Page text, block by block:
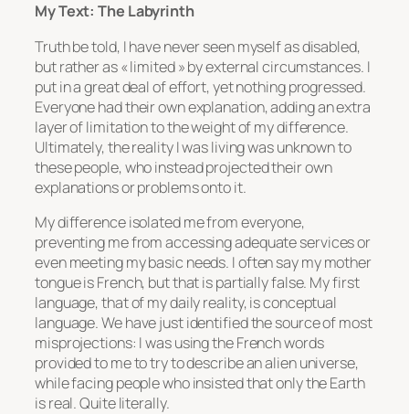
My Text: The Labyrinth
Truth be told, I have never seen myself as disabled,
but rather as « limited » by external circumstances. I
put in a great deal of effort, yet nothing progressed.
Everyone had their own explanation, adding an extra
layer of limitation to the weight of my difference.
Ultimately, the reality I was living was unknown to
these people, who instead projected their own
explanations or problems onto it.
My difference isolated me from everyone,
preventing me from accessing adequate services or
even meeting my basic needs. I often say my mother
tongue is French, but that is partially false. My first
language, that of my daily reality, is conceptual
language. We have just identified the source of most
misprojections: I was using the French words
provided to me to try to describe an alien universe,
while facing people who insisted that only the Earth
is real. Quite literally.